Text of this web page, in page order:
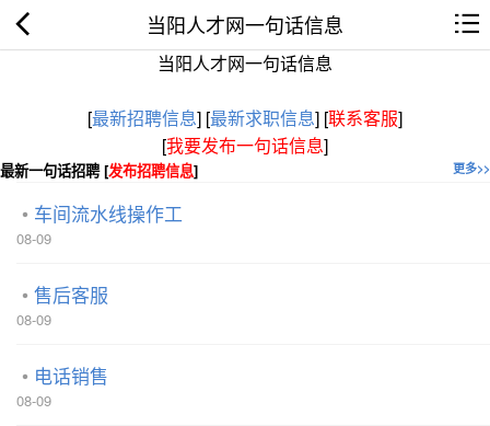
当阳人才网一句话信息
当阳人才网一句话信息
[最新招聘信息] [最新求职信息] [联系客服]
[我要发布一句话信息]
更多>>
最新一句话招聘 [发布招聘信息]
车间流水线操作工
08-09
售后客服
08-09
电话销售
08-09